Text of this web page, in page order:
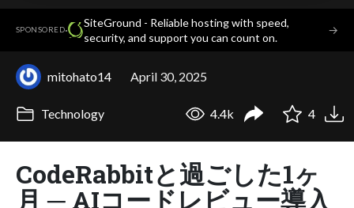
SPONSORED·
SiteGround - Reliable hosting with speed,
security, and support you can count on.
→
mitohato14 April 30, 2025
Technology 4.4k 4
CodeRabbitと過ごした1ヶ
月 ─ AIコードレビュー導入